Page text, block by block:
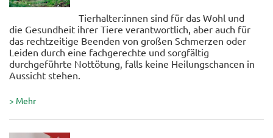
Tierhalter:innen sind für das Wohl und
die Gesundheit ihrer Tiere verantwortlich, aber auch für
das rechtzeitige Beenden von großen Schmerzen oder
Leiden durch eine fachgerechte und sorgfältig
durchgeführte Nottötung, falls keine Heilungschancen in
Aussicht stehen.
> Mehr